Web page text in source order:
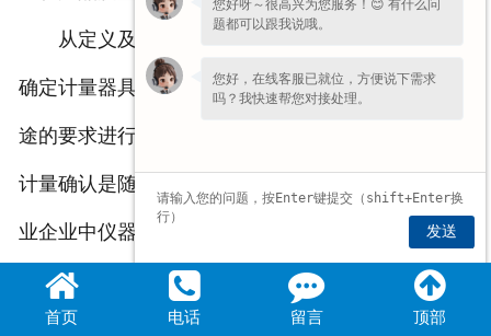
从定义及附注可看出:计量确认首先是通过校准
确定计量器具的计量性能，然后将这些性能和预期用
途的要求进行比较，如满足要求，就签发确认文件。
计量确认是随认证提出的。由于有了计量确认，使工
业企业中仪器的使用规范化，以确保检测结果满足产
品质量的要求。我们可以将其与法制计量领域中的计
量检定做一比较。计量检定也是将校准的结果与有关
首页 电话 留言 顶部
您好呀～很高兴为您服务！😊 有什么问
题都可以跟我说哦。
您好，在线客服已就位，方便说下需求
吗？我快速帮您对接处理。
发送